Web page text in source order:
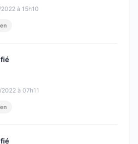
à 15h10
5
à 07h11